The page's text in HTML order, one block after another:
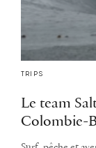
TRIPS
Le team
Colombie-